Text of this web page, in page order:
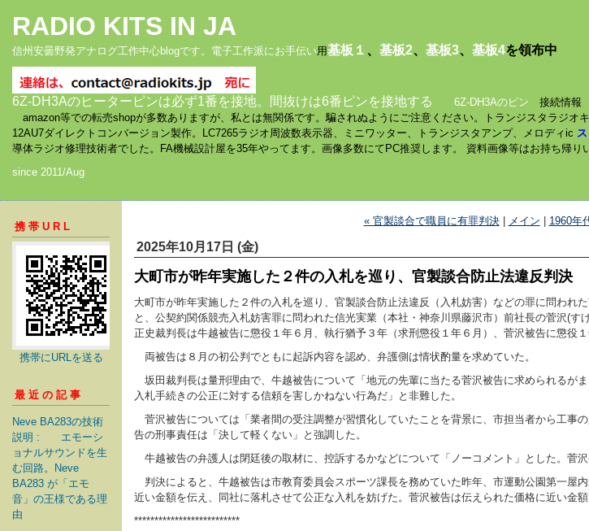
RADIO KITS IN JA
信州安曇野発アナログ工作中心blogです。電子工作派にお手伝い用基板１ 、 基板2、 基板3、 基板4を領布中
6Z-DH3Aのヒーターピンは必ず1番を接地。間抜けは6番ピンを接地する 6Z-DH3Aのピン 接続情報
amazon等での転売shopが多数ありますが、私とは無関係です。騙されぬようにご注意ください。トランジスタラジオ
12AU7ダイレクトコンバージョン製作。LC7265ラジオ周波数表示器、ミニワッター、トランジスタアンプ、メロディic
導体ラジオ修理技術者でした。FA機械設計屋を35年やってます。画像多数にてPC推奨します。 資料画像等はお持ち帰り
since 2011/Aug
携帯URL
携帯にURLを送る
最近の記事
Neve BA283の技術
説明 : エモーシ
ョナルサウンドを生
む回路。Neve
BA283 が「エモ
音」の王様である理
由
« 官製談合で職員に有罪判決| メイン 1960年
2025年10月17日 (金)
大町市が昨年実施した２件の入札を巡り、官製談合防止法違反判決
大町市が昨年実施した２件の入札を巡り、官製談合防止法違反（入札妨害）などの罪に問われ
と、公契約関係競売入札妨害罪に問われた信光実業（本社・神奈川県藤沢市）前社長の菅沢(
正史裁判長は牛越被告に懲役１年６月、執行猶予３年（求刑懲役１年６月）、菅沢被告に懲役
両被告は８月の初公判でともに起訴内容を認め、弁護側は情状酌量を求めていた。
坂田裁判長は量刑理由で、牛越被告について「地元の先輩に当たる菅沢被告に求められるが
入札手続きの公正に対する信頼を害しかねない行為だ」と非難した。
菅沢被告については「業者間の受注調整が習慣化していたことを背景に、市担当者から工事
告の刑事責任は「決して軽くない」と強調した。
牛越被告の弁護人は閉廷後の取材に、控訴するかなどについて「ノーコメント」とした。菅
判決によると、牛越被告は市教育委員会スポーツ課長を務めていた昨年、市運動公園第一屋
近い金額を伝え、同社に落札させて公正な入札を妨げた。菅沢被告は伝えられた価格に近い金
**************************